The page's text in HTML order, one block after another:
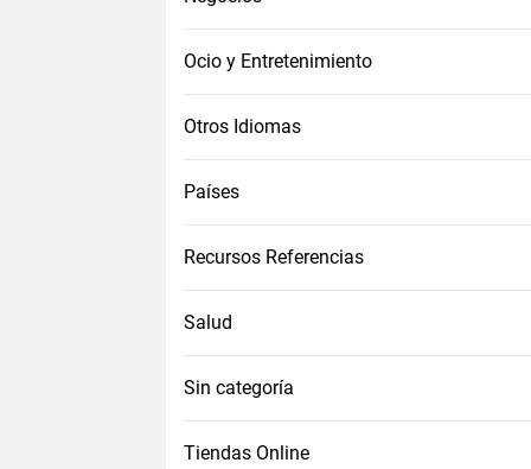
Ocio y Entretenimiento
Otros Idiomas
Países
Recursos Referencias
Salud
Sin categoría
Tiendas Online